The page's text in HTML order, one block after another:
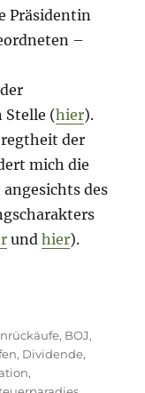
Präsidentin
–
Stelle (hier).
der
mich die
des
undhier).
– Notenbanken
, BOJ,
, Dividende,
,